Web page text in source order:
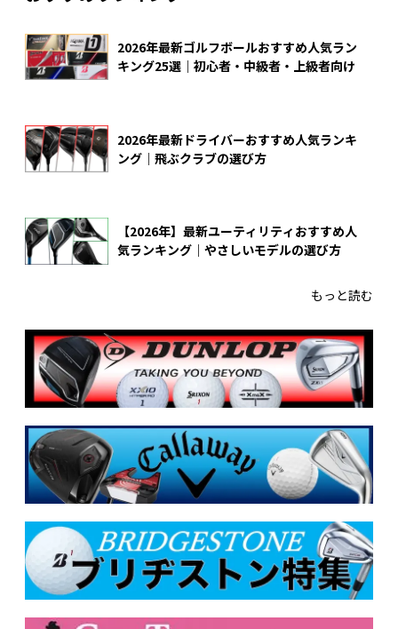
2026年最新ゴルフボールおすすめ人気ラン
キング25選｜初心者・中級者・上級者向け
2026年最新ドライバーおすすめ人気ランキ
ング｜飛ぶクラブの選び方
【2026年】最新ユーティリティおすすめ人
気ランキング｜やさしいモデルの選び方
もっと読む